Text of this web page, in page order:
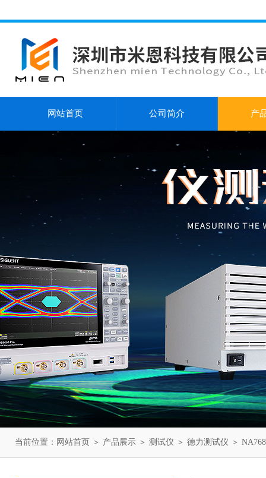
网站首页 公司简介 产
当前位置： 网站首页 ＞ 产品展示 ＞ 测试仪 ＞ 德力测试仪 ＞